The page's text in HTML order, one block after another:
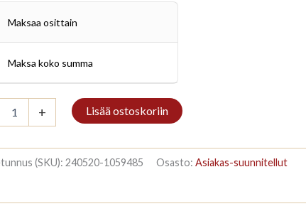
Maksaa osittain
Maksa koko summa
+ Lisää ostoskoriin
(SKU): 240520-1059485 Osasto: Asiakas-suunnitellut